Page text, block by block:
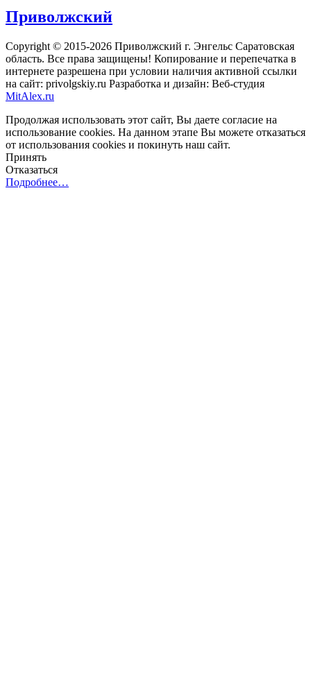
Приволжский
Copyright © 2015-2026 Приволжский г. Энгельс Саратовская
область. Все права защищены! Копирование и перепечатка в
интернете разрешена при условии наличия активной ссылки
на сайт: privolgskiy.ru Разработка и дизайн: Веб-студия
MitAlex.ru
Продолжая использовать этот сайт, Вы даете согласие на
использование cookies. На данном этапе Вы можете отказаться
от использования cookies и покинуть наш сайт.
Принять
Отказаться
Подробнее…